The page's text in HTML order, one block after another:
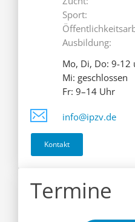
Sport:
Ausbildung:
Mo, Di, Do: 9-
Mi: geschlossen
Fr: 9–14 Uhr
info@ipzv.de
Kontakt
Termine